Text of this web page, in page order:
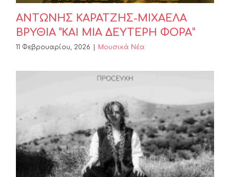
ΑΝΤΩΝΗΣ ΚΑΡΑΤΖΗΣ-ΜΙΧΑΕΛΑ
ΒΡΥΘΙΑ “ΚΑΙ ΜΙΑ ΔΕΥΤΕΡΗ ΦΟΡΑ”
11 Φεβρουαρίου, 2026 Μουσικά Νέα
Billie Kark “PROCEYXH”